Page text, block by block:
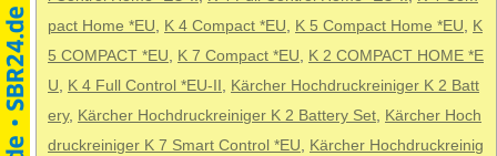
pact Home *EU
K 4 Compact *EU K 5 Compact Home *EU
K
5 COMPACT *EU
K 7 Compact *EU
K 2 COMPACT HOME *E
U
K 4 Full Control *EU-II
Kärcher Hochdruckreiniger K 2 Batt
ery, Kärcher Hochdruckreiniger K 2 Battery Set Kärcher Hoch
druckreiniger K 7 Smart Control *EU
Kärcher Hochdruckreinig